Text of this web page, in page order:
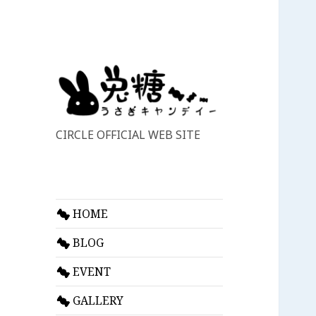
CIRCLE OFFICIAL WEB SITE
HOME
BLOG
EVENT
GALLERY